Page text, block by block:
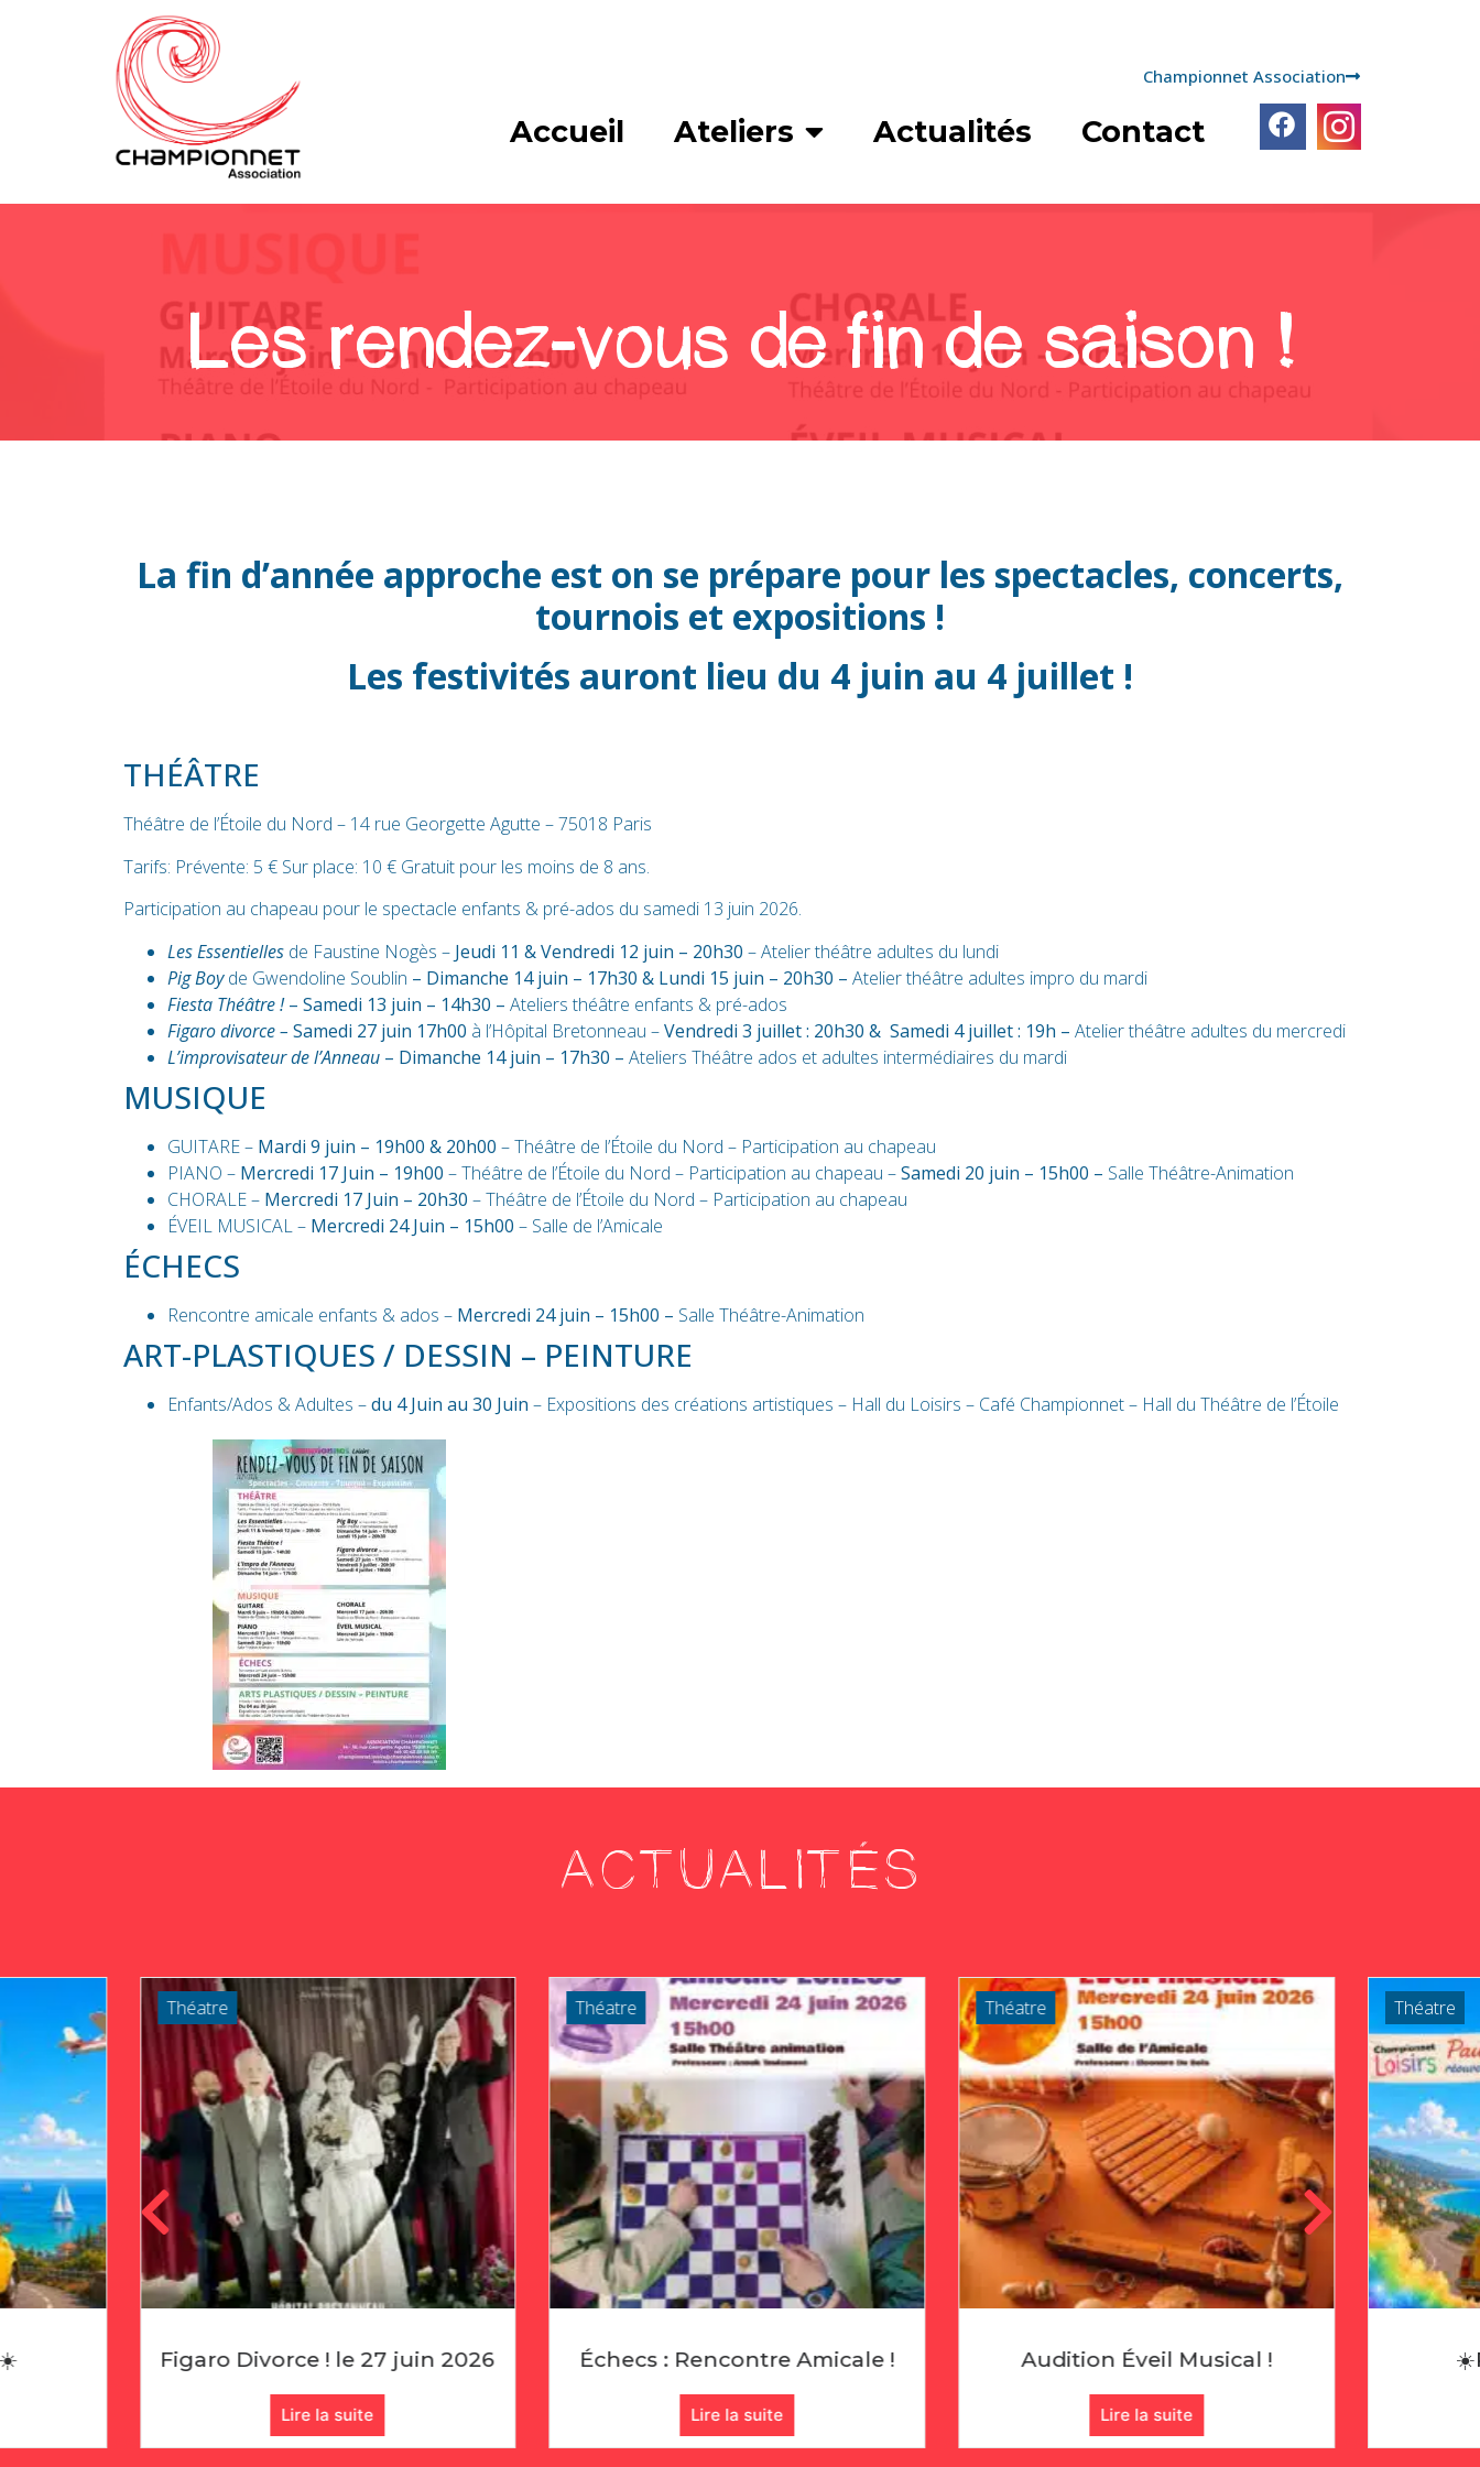
Championnet Association
Accueil Ateliers Actualités Contact
Les rendez-vous de fin de saison !
La fin d’année approche est on se prépare pour les spectacles, concerts,
tournois et expositions !
Les festivités auront lieu du 4 juin au 4 juillet !
THÉÂTRE
Théâtre de l’Étoile du Nord – 14 rue Georgette Agutte – 75018 Paris
Tarifs: Prévente: 5 € Sur place: 10 € Gratuit pour les moins de 8 ans.
Participation au chapeau pour le spectacle enfants & pré-ados du samedi 13 juin 2026.
Les Essentielles de Faustine Nogès – Jeudi 11 & Vendredi 12 juin – 20h30 – Atelier théâtre adultes du lundi
Pig Boyde Gwendoline Soublin – Dimanche 14 juin – 17h30 & Lundi 15 juin – 20h30 – Atelier théâtre adultes impro du mardi
Fiesta Théâtre !– Samedi 13 juin – 14h30 – Ateliers théâtre enfants & pré-ados
Figaro divorce – Samedi 27 juin 17h00 à l’Hôpital Bretonneau –Vendredi 3 juillet : 20h30 & Samedi 4 juillet : 19h – Atelier théâtre adultes du mercredi
L’improvisateur de l’Anneau – Dimanche 14 juin – 17h30 – Ateliers Théâtre ados et adultes intermédiaires du mardi
MUSIQUE
GUITARE – Mardi 9 juin – 19h00 & 20h00 – Théâtre de l’Étoile du Nord – Participation au chapeau
PIANO – Mercredi 17 Juin – 19h00 – Théâtre de l’Étoile du Nord – Participation au chapeau –Samedi 20 juin – 15h00 – Salle Théâtre-Animation
CHORALE – Mercredi 17 Juin – 20h30 – Théâtre de l’Étoile du Nord – Participation au chapeau
ÉVEIL MUSICAL – Mercredi 24 Juin – 15h00 – Salle de l’Amicale
ÉCHECS
Rencontre amicale enfants & ados – Mercredi 24 juin – 15h00 – Salle Théâtre-Animation
ART-PLASTIQUES / DESSIN – PEINTURE
Enfants/Ados & Adultes –du 4 Juin au 30 Juin – Expositions des créations artistiques – Hall du Loisirs – Café Championnet – Hall du Théâtre de l’Étoile
ACTUALITÉS
! le 27 juin 2026
Théatre
Échecs : Rencontre Amicale !
Théatre
Audition Éveil Musical !
Théatre
☀️Pause Estivale☀️